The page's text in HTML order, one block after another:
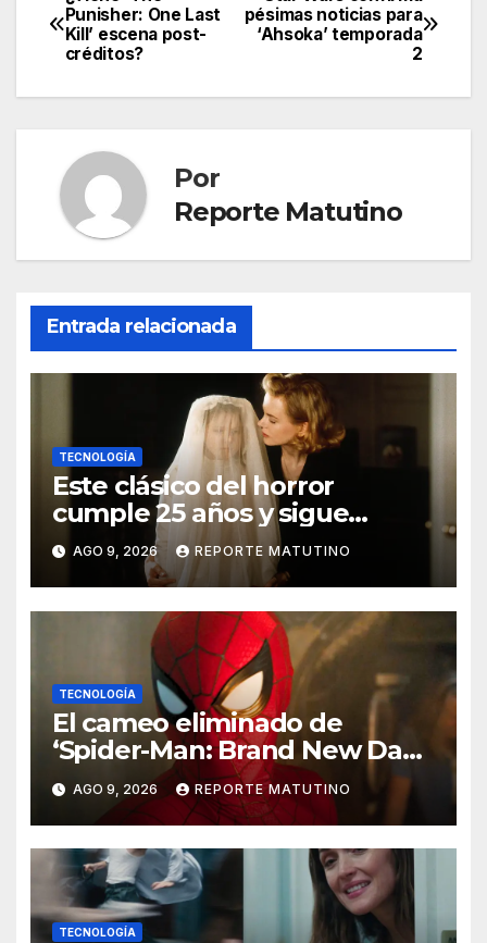
de
entradas
pésimas noticias para
‘Ahsoka’ temporada
2
Punisher: One Last
Kill’ escena post-
créditos?
Por
Reporte Matutino
Entrada relacionada
TECNOLOGÍA
Este clásico del horror
cumple 25 años y sigue
siendo estupendo (y lo
puedes ver en Netflix)
AGO 9, 2026 REPORTE MATUTINO
TECNOLOGÍA
El cameo eliminado de
‘Spider-Man: Brand New Day’
que ha enfadado a los fans
AGO 9, 2026 REPORTE MATUTINO
TECNOLOGÍA